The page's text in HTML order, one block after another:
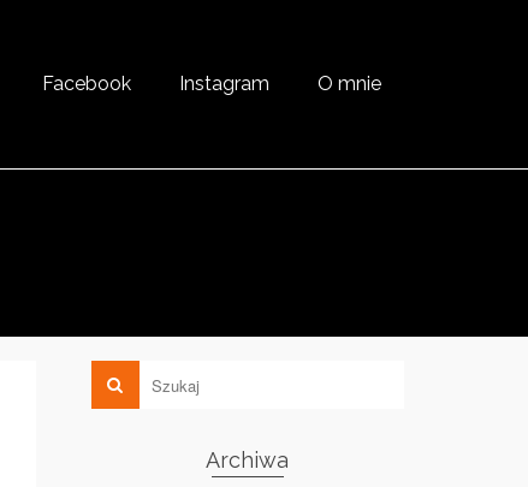
Facebook Instagram O mnie
Archiwa